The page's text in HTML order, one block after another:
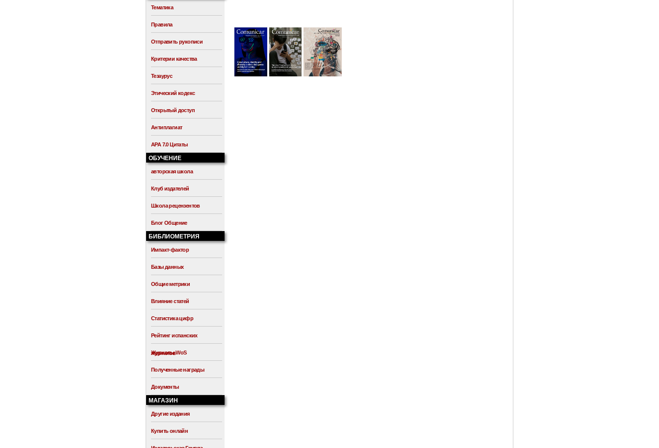
Тематика
Правила
Отправить рукописи
Критерии качества
Тезаурус
Этический кодекс
Открытый доступ
Антиплагиат
APA 7.0 Цитаты
ОБУЧЕНИЕ
авторская школа
Клуб издателей
Школа рецензентов
Блог Общение
БИБЛИОМЕТРИЯ
Импакт-фактор
Базы данных
Общие метрики
Влияние статей
Статистика цифр
Рейтинг испанских
журналов
Журналы WoS
Полученные награды
Документы
МАГАЗИН
Другие издания
Купить онлайн